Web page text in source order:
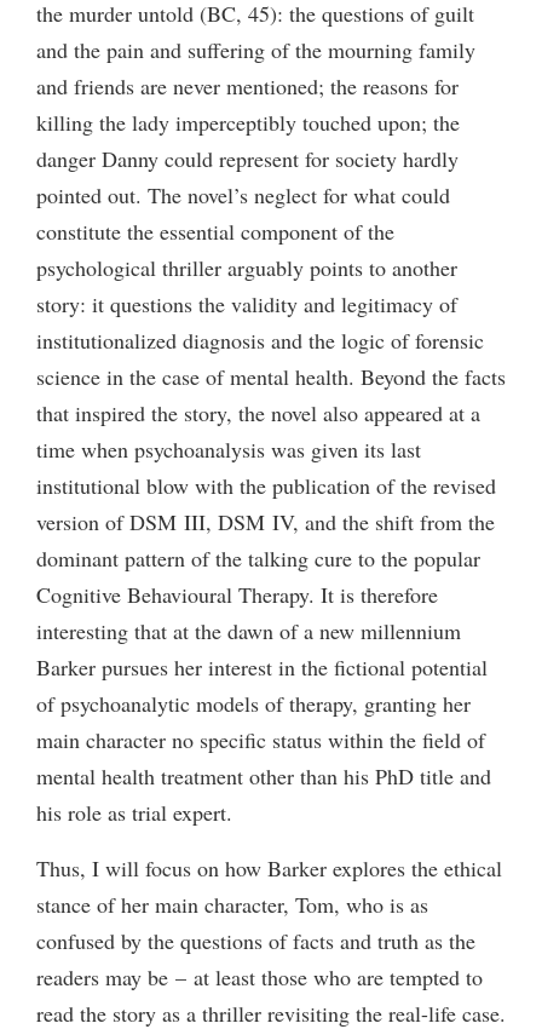
the murder untold (BC, 45): the questions of guilt
and the pain and suffering of the mourning family
and friends are never mentioned; the reasons for
killing the lady imperceptibly touched upon; the
danger Danny could represent for society hardly
pointed out. The novel’s neglect for what could
constitute the essential component of the
psychological thriller arguably points to another
story: it questions the validity and legitimacy of
institutionalized diagnosis and the logic of forensic
science in the case of mental health. Beyond the facts
that inspired the story, the novel also appeared at a
time when psychoanalysis was given its last
institutional blow with the publication of the revised
version of DSM III, DSM IV, and the shift from the
dominant pattern of the talking cure to the popular
Cognitive Behavioural Therapy. It is therefore
interesting that at the dawn of a new millennium
Barker pursues her interest in the fictional potential
of psychoanalytic models of therapy, granting her
main character no specific status within the field of
mental health treatment other than his PhD title and
his role as trial expert.
Thus, I will focus on how Barker explores the ethical
stance of her main character, Tom, who is as
confused by the questions of facts and truth as the
readers may be – at least those who are tempted to
read the story as a thriller revisiting the real-life case.